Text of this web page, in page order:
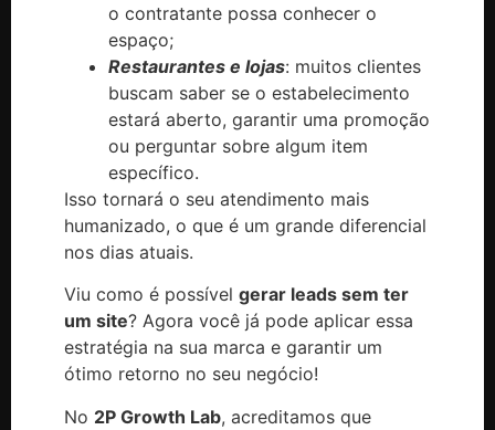
o contratante possa conhecer o
espaço;
Restaurantes e lojas: muitos clientes
buscam saber se o estabelecimento
estará aberto, garantir uma promoção
ou perguntar sobre algum item
específico.
Isso tornará o seu atendimento mais
humanizado, o que é um grande diferencial
nos dias atuais.
Viu como é possível gerar leads sem ter
um site? Agora você já pode aplicar essa
estratégia na sua marca e garantir um
ótimo retorno no seu negócio!
No 2P Growth Lab, acreditamos que